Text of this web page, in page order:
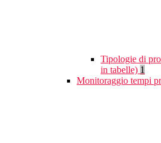
Tipologie di
in tabelle) 1
Monitoraggio tempi